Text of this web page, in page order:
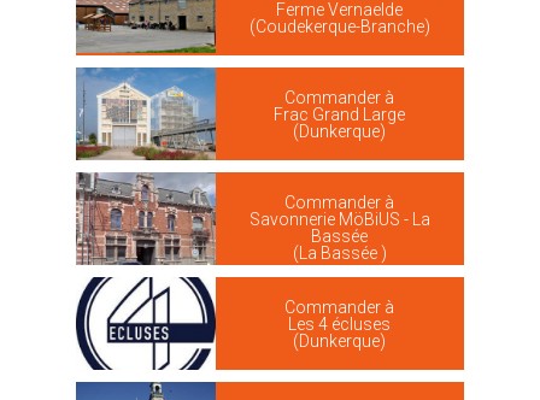
Ferme Vernaelde
(Coudekerque-Branche)
Commander à
Frac Grand Large
(Dunkerque)
Commander à
Savonnerie MöBiUS - La
Bassée
(La Bassée )
Commander à
Les 4 écluses
(Dunkerque)